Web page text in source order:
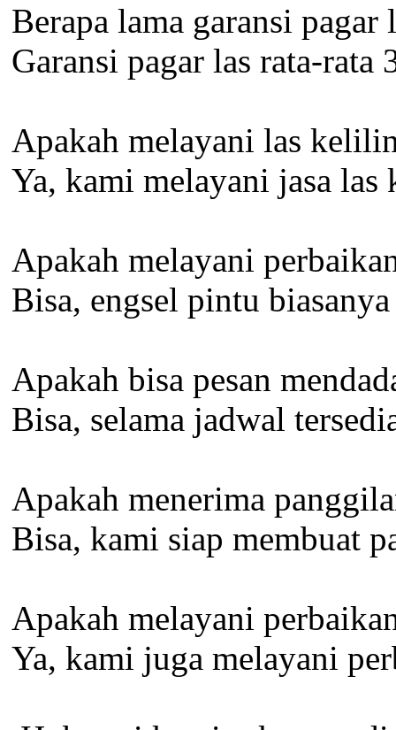
Berapa lama garansi
Garansi pagar las rata-
Apakah melayani las
Ya, kami melayani jasa
Apakah melayani
Bisa, engsel pintu
Apakah bisa pesan
Bisa, selama jadwal
Apakah menerima
Bisa, kami siap membuat
Apakah melayani
Ya, kami juga melayani